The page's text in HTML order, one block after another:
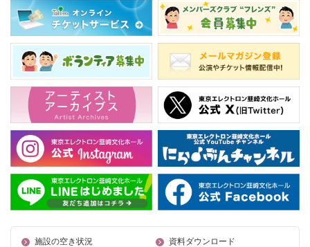
施設の空き状況
資料ダウンロード